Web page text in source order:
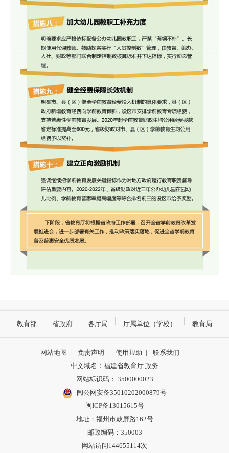
教育部 省政府 各厅局 厅属单位（学校） 教育局
网站地图 | 免责声明 | 使用帮助 | 联系我们 |
中文域名：福建省教育厅.政务
网站标识码： 3500000023
闽公网安备35010202000879号
闽ICP备13015615号
地址：福州市鼓屏路162号
邮政编码：350003
网站访问144655114次